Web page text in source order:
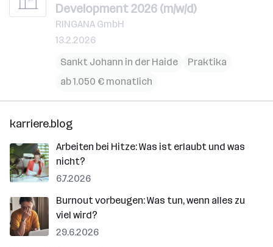
Development 2026 (m/w/d)
RINGANA GmbH
13.2.2026
Sankt Johann in der Haide
Praktika
ab 1.050 € monatlich
karriere.blog
Arbeiten bei Hitze: Was ist erlaubt und was
nicht?
6.7.2026
Burnout vorbeugen: Was tun, wenn alles zu
viel wird?
29.6.2026